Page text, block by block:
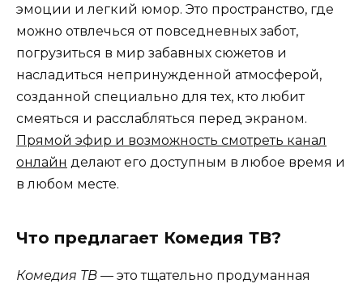
эмоции и легкий юмор. Это пространство, где
можно отвлечься от повседневных забот,
погрузиться в мир забавных сюжетов и
насладиться непринужденной атмосферой,
созданной специально для тех, кто любит
смеяться и расслабляться перед экраном.
Прямой эфир и возможность смотреть канал
онлайн делают его доступным в любое время и
в любом месте.
Что предлагает Комедия ТВ?
Комедия ТВ — это тщательно продуманная